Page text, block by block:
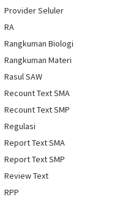
Provider Seluler
RA
Rangkuman Biologi
Rangkuman Materi
Rasul SAW
Recount Text SMA
Recount Text SMP
Regulasi
Report Text SMA
Report Text SMP
Review Text
RPP